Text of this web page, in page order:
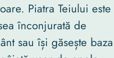
Piatra Teiului este
înconjurată de
sau își găsește baza